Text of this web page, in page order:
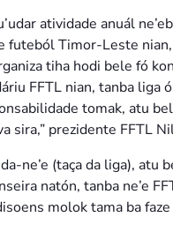
atividade anuál
futeból Timor-Leste
tiha hodi bele fó
FFTL nian, tanba
tomak, atu
sira,” prezidente FFTL
ne’e (taça da liga), atu
natón, tanba ne’e
molok tama ba